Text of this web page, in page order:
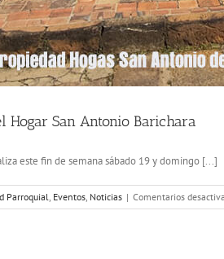
Hogar San Antonio Barichara
este fin de semana sábado 19 y domingo [...]
Parroquial, Eventos, Noticias | Comentarios